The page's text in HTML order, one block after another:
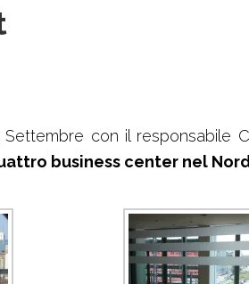
Settembre con il responsabile
business center nel